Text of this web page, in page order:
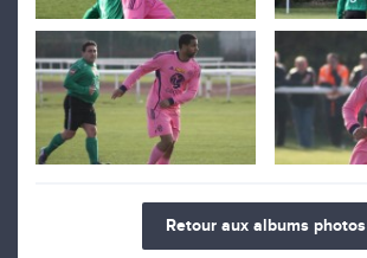
Retour aux albums photos